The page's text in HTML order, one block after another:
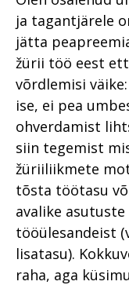
ja tagantjärele
jätta
žürii töö eest
võrdlemisi
ise, ei pea
ohverdamist
siin tegemist
žüriiliikmete
tõsta töötasu
avalike
tööülesandeist
lisatasu).
raha, aga